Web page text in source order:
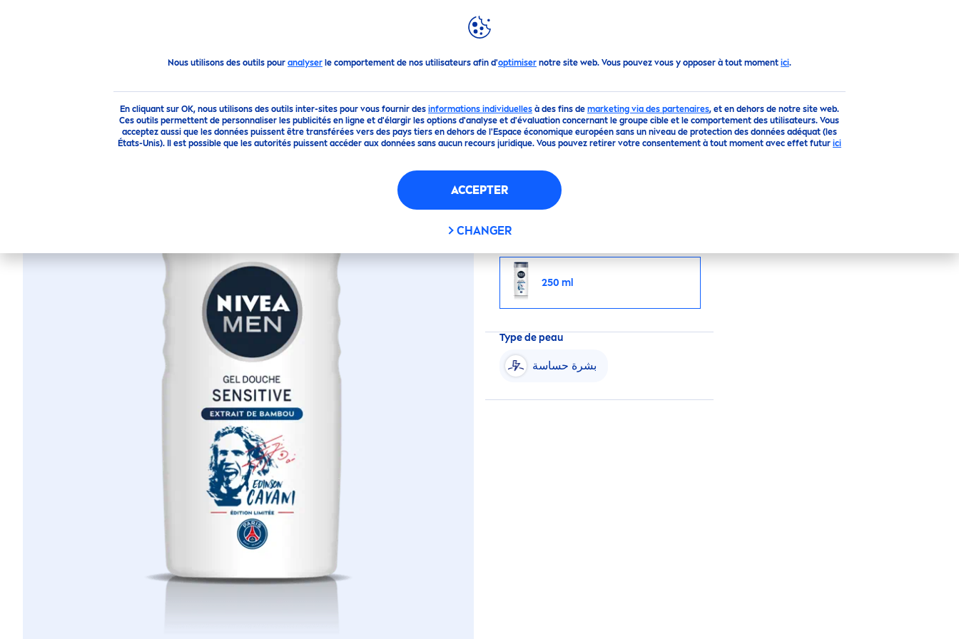
Nous utilisons des outils pour analyserle comportement de nos utilisateurs afin d'optimisernotre site web. Vous pouvez vous y opposer à tout moment ici.
En cliquant sur OK, nous utilisons des outils inter-sites pour vous fournir des informations individuellesà des fins de marketing via des partenaires, et en dehors de notre site web.
Ces outils permettent de personnaliser les publicités en ligne et d'élargir les options d'analyse et d'évaluation concernant le groupe cible et le comportement des utilisateurs. Vous
acceptez aussi que les données puissent être transférées vers des pays tiers en dehors de l'Espace économique européen sans un niveau de protection des données adéquat (les
États-Unis). Il est possible que les autorités puissent accéder aux données sans aucun recours juridique. Vous pouvez retirer votre consentement à tout moment avec effet futur ici
ACCEPTER
CHANGER
NIVEA
Douche Gel DoucheSensitive
GEL DOUCHESENSITIVE
dessèche pas la peau et lui procure une
durée.
250 ml
Type de peau
بشرة حساسة